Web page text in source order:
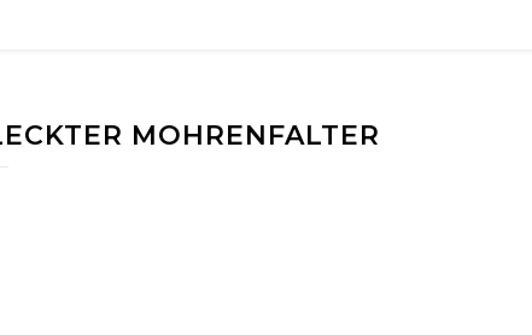
MOHRENFALTER